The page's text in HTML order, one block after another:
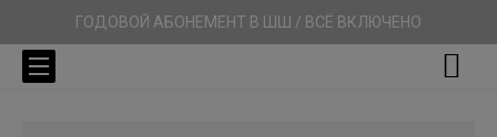
ГОДОВОЙ АБОНЕМЕНТ В ШШ / ВСЁ ВКЛЮЧЕНО